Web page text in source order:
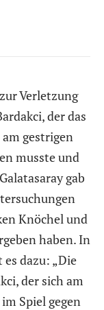
Verletzung
der das
am gestrigen
musste und
gab
Knöchel und
haben. In
dazu: „Die
der sich am
Spiel gegen